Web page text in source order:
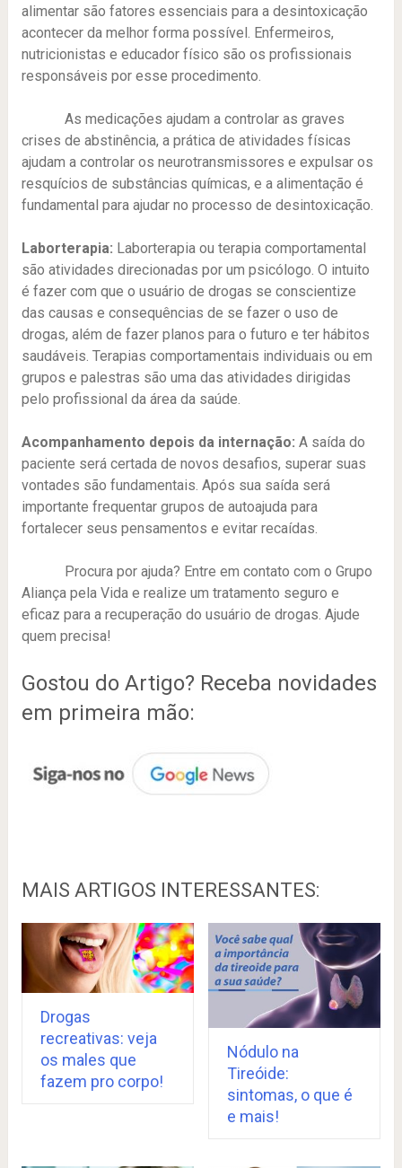
alimentar são fatores essenciais para a desintoxicação
acontecer da melhor forma possível. Enfermeiros,
nutricionistas e educador físico são os profissionais
responsáveis por esse procedimento.
As medicações ajudam a controlar as graves
crises de abstinência, a prática de atividades físicas
ajudam a controlar os neurotransmissores e expulsar os
resquícios de substâncias químicas, e a alimentação é
fundamental para ajudar no processo de desintoxicação.
Laborterapia: Laborterapia ou terapia comportamental
são atividades direcionadas por um psicólogo. O intuito
é fazer com que o usuário de drogas se conscientize
das causas e consequências de se fazer o uso de
drogas, além de fazer planos para o futuro e ter hábitos
saudáveis. Terapias comportamentais individuais ou em
grupos e palestras são uma das atividades dirigidas
pelo profissional da área da saúde.
Acompanhamento depois da internação: A saída do
paciente será certada de novos desafios, superar suas
vontades são fundamentais. Após sua saída será
importante frequentar grupos de autoajuda para
fortalecer seus pensamentos e evitar recaídas.
Procura por ajuda? Entre em contato com o Grupo
Aliança pela Vida e realize um tratamento seguro e
eficaz para a recuperação do usuário de drogas. Ajude
quem precisa!
Gostou do Artigo? Receba novidades
em primeira mão:
MAIS ARTIGOS INTERESSANTES:
Drogas
recreativas: veja
os males que
fazem pro corpo!
Nódulo na
Tireóide:
sintomas, o que é
e mais!